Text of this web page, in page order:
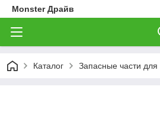
Monster Драйв
Каталог Запасные части для